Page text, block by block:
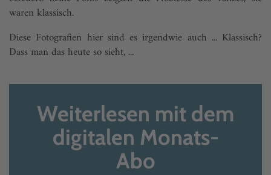
waren klassisch.
Diese Fotografien hier sind es irgendwie auch ... Klassisch?
Dass man das heute so sieht, ...
Weiterlesen mit dem
digitalen Monats-
Abo